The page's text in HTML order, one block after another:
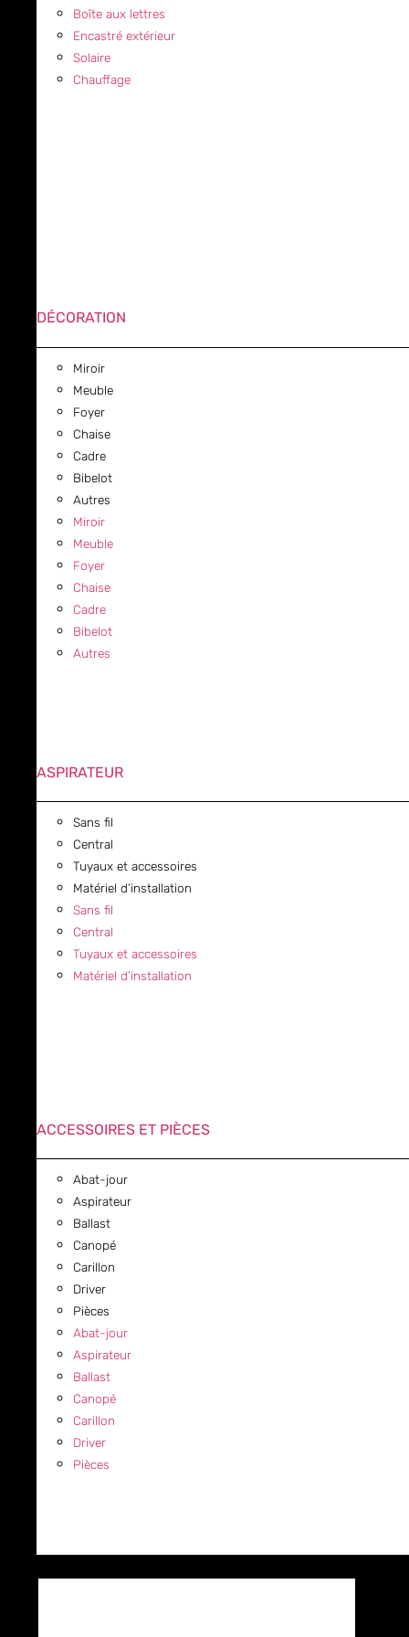
Boîte aux lettres
Encastré extérieur
Solaire
Chauffage
DÉCORATION
Miroir
Meuble
Foyer
Chaise
Cadre
Bibelot
Autres
Miroir
Meuble
Foyer
Chaise
Cadre
Bibelot
Autres
ASPIRATEUR
Sans fil
Central
Tuyaux et accessoires
Matériel d’installation
Sans fil
Central
Tuyaux et accessoires
Matériel d’installation
ACCESSOIRES ET PIÈCES
Abat-jour
Aspirateur
Ballast
Canopé
Carillon
Driver
Pièces
Abat-jour
Aspirateur
Ballast
Canopé
Carillon
Driver
Pièces